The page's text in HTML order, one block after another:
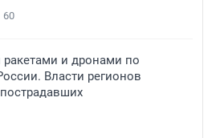
60
ракетами и дронами по
Власти регионов